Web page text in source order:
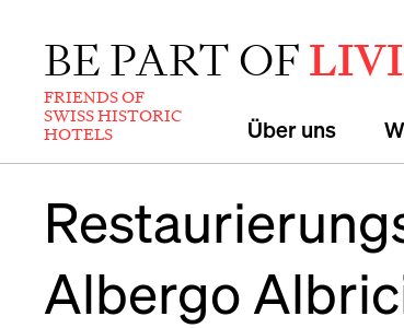
BE PART OF
FRIENDS OF
SWISS HISTORIC
HOTELS
Über uns
Albergo